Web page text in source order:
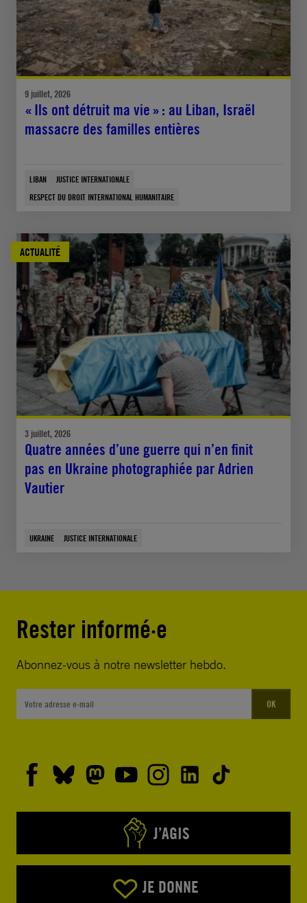
9 juillet, 2026
« Ils ont détruit ma vie » : au Liban, Israël
massacre des familles entières
LIBAN
JUSTICE INTERNATIONALE
RESPECT DU DROIT INTERNATIONAL HUMANITAIRE
ACTUALITÉ
3 juillet, 2026
Quatre années d’une guerre qui n’en finit
pas en Ukraine photographiée par Adrien
Vautier
UKRAINE JUSTICE INTERNATIONALE
Rester informé·e
Abonnez-vous à notre newsletter hebdo.
OK
J’AGIS
JE DONNE